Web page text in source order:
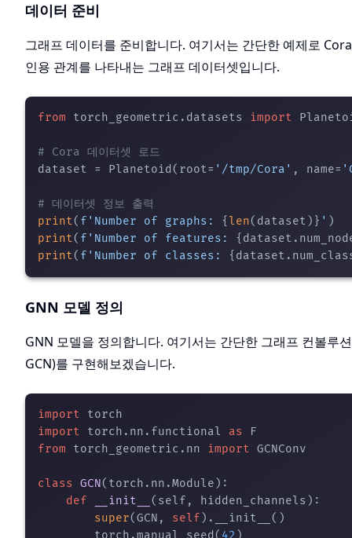
데이터 준비
그래프 데이터를 준비합니다. 여기서는 간단한 예제로
인용 관계를 나타내는 그래프 데이터셋입니다.
from torch_geometric.datasets import
# Cora 데이터셋 로드
dataset = Planetoid(root= '/tmp/Cora' , name=
# 데이터셋 정보 출력
print( f'Number of graphs: {len(dataset)} '
print( f'Number of features:
print( f'Number of classes:
GNN 모델 정의
GNN 모델을 정의합니다. 여기서는 간단한 그래프 컨볼
GCN)를 구현해보겠습니다.
import
import torch.nn.functional as
from torch_geometric.nn import GCNConv
class GCN(torch.nn.Module):
def
__init__ ( self, hidden_channels ):
super(GCN, self ).__init__()
        torch.manual_seed(
42 )